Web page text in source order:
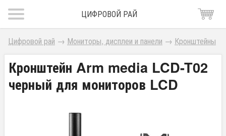
ЦИФРОВОЙ РАЙ
Цифровой рай → Мониторы, дисплеи и панели → Кронштейны
Кронштейн Arm media LCD-T02
черный для мониторов LCD